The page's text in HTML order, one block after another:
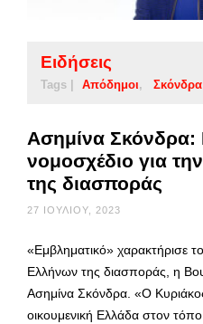
Ειδήσεις
Tags | Απόδημοι Σκόνδρα
Ασημίνα Σκόνδρα:
νομοσχέδιο για
της διασποράς
27 ΙΟΥΛΊΟΥ, 2023
«Εμβληματικό» χαρακτήρισε
Ελλήνων της διασποράς, η
Ασημίνα Σκόνδρα. «Ο
οικουμενική Ελλάδα στον